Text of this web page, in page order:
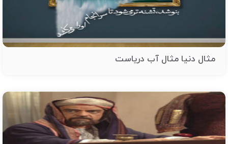
مثال دنیا مثال آب دریاست